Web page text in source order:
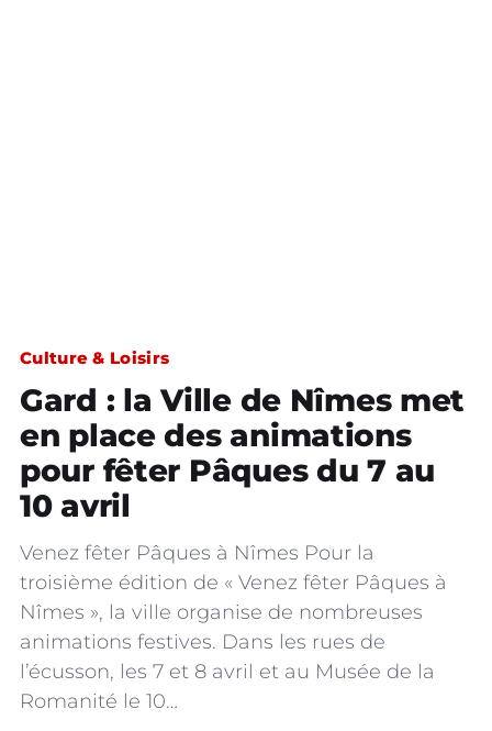
Culture & Loisirs
Gard : la Ville de Nîmes met
en place des animations
pour fêter Pâques du 7 au
10 avril
Venez fêter Pâques à Nîmes Pour la
troisième édition de « Venez fêter Pâques à
Nîmes », la ville organise de nombreuses
animations festives. Dans les rues de
l’écusson, les 7 et 8 avril et au Musée de la
Romanité le 10…